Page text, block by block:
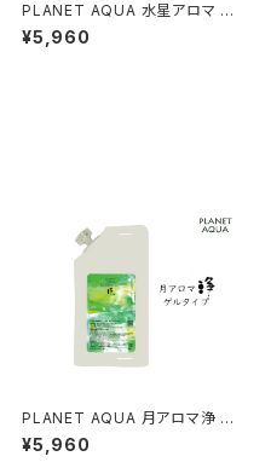
PLANET AQUA 水星アロマ 巡
のスプレー
¥5,960
PLANET AQUA 月アロマ浄 ゲ
ル
¥5,960